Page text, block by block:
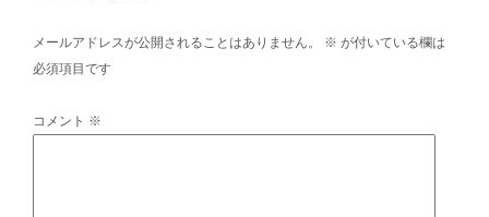
メールアドレスが公開されることはありません。 ※ が付いている欄は
必須項目です
コメント ※